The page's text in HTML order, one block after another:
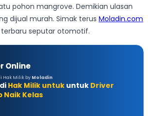
pohon mangrove. Demikian ulasan
dijual murah. Simak terus Moladin.com
seputar otomotif.
Online
Hak Milik by Moladin
Hak Milik untuk untuk Driver
Naik Kelas